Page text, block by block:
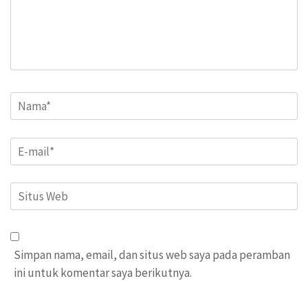
Name*
Email*
Situs
Web
Simpan nama, email, dan situs web saya pada peramban
ini untuk komentar saya berikutnya.